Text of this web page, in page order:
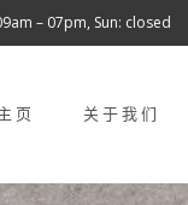
– 07pm, Sun: closed
页 关于我们